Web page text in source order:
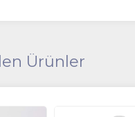
Ürünler